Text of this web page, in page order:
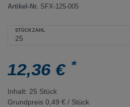
Artikel-Nr. SFX-125-005
STÜCKZAHL
12,36 €*
Inhalt: 25 Stück
Grundpreis 0,49 € / Stück